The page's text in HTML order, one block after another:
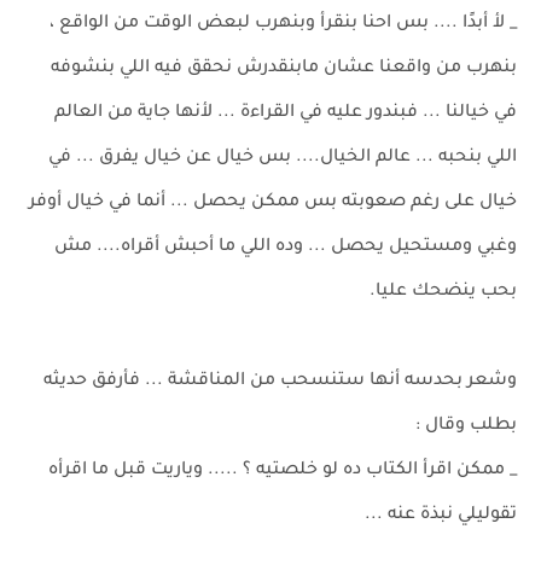
_ لأ أبدًا .... بس احنا بنقرأ وبنهرب لبعض الوقت من الواقع ،
بنهرب من واقعنا عشان مابنقدرش نحقق فيه اللي بنشوفه
في خيالنا ... فبندور عليه في القراءة ... لأنها جاية من العالم
اللي بنحبه ... عالم الخيال.... بس خيال عن خيال يفرق ... في
خيال على رغم صعوبته بس ممكن يحصل ... أنما في خيال أوفر
وغبي ومستحيل يحصل ... وده اللي ما أحبش أقراه.... مش
بحب ينضحك عليا.
وشعر بحدسه أنها ستنسحب من المناقشة ... فأرفق حديثه
بطلب وقال :
_ ممكن اقرأ الكتاب ده لو خلصتيه ؟ ..... وياريت قبل ما اقرأه
تقوليلي نبذة عنه ...